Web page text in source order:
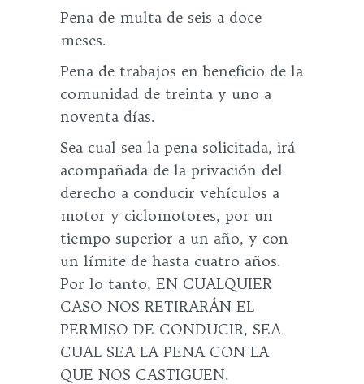
Pena de multa de seis a doce
meses.
Pena de trabajos en beneficio de la
comunidad de treinta y uno a
noventa días.
Sea cual sea la pena solicitada, irá
acompañada de la privación del
derecho a conducir vehículos a
motor y ciclomotores, por un
tiempo superior a un año, y con
un límite de hasta cuatro años.
Por lo tanto, EN CUALQUIER
CASO NOS RETIRARÁN EL
PERMISO DE CONDUCIR, SEA
CUAL SEA LA PENA CON LA
QUE NOS CASTIGUEN.